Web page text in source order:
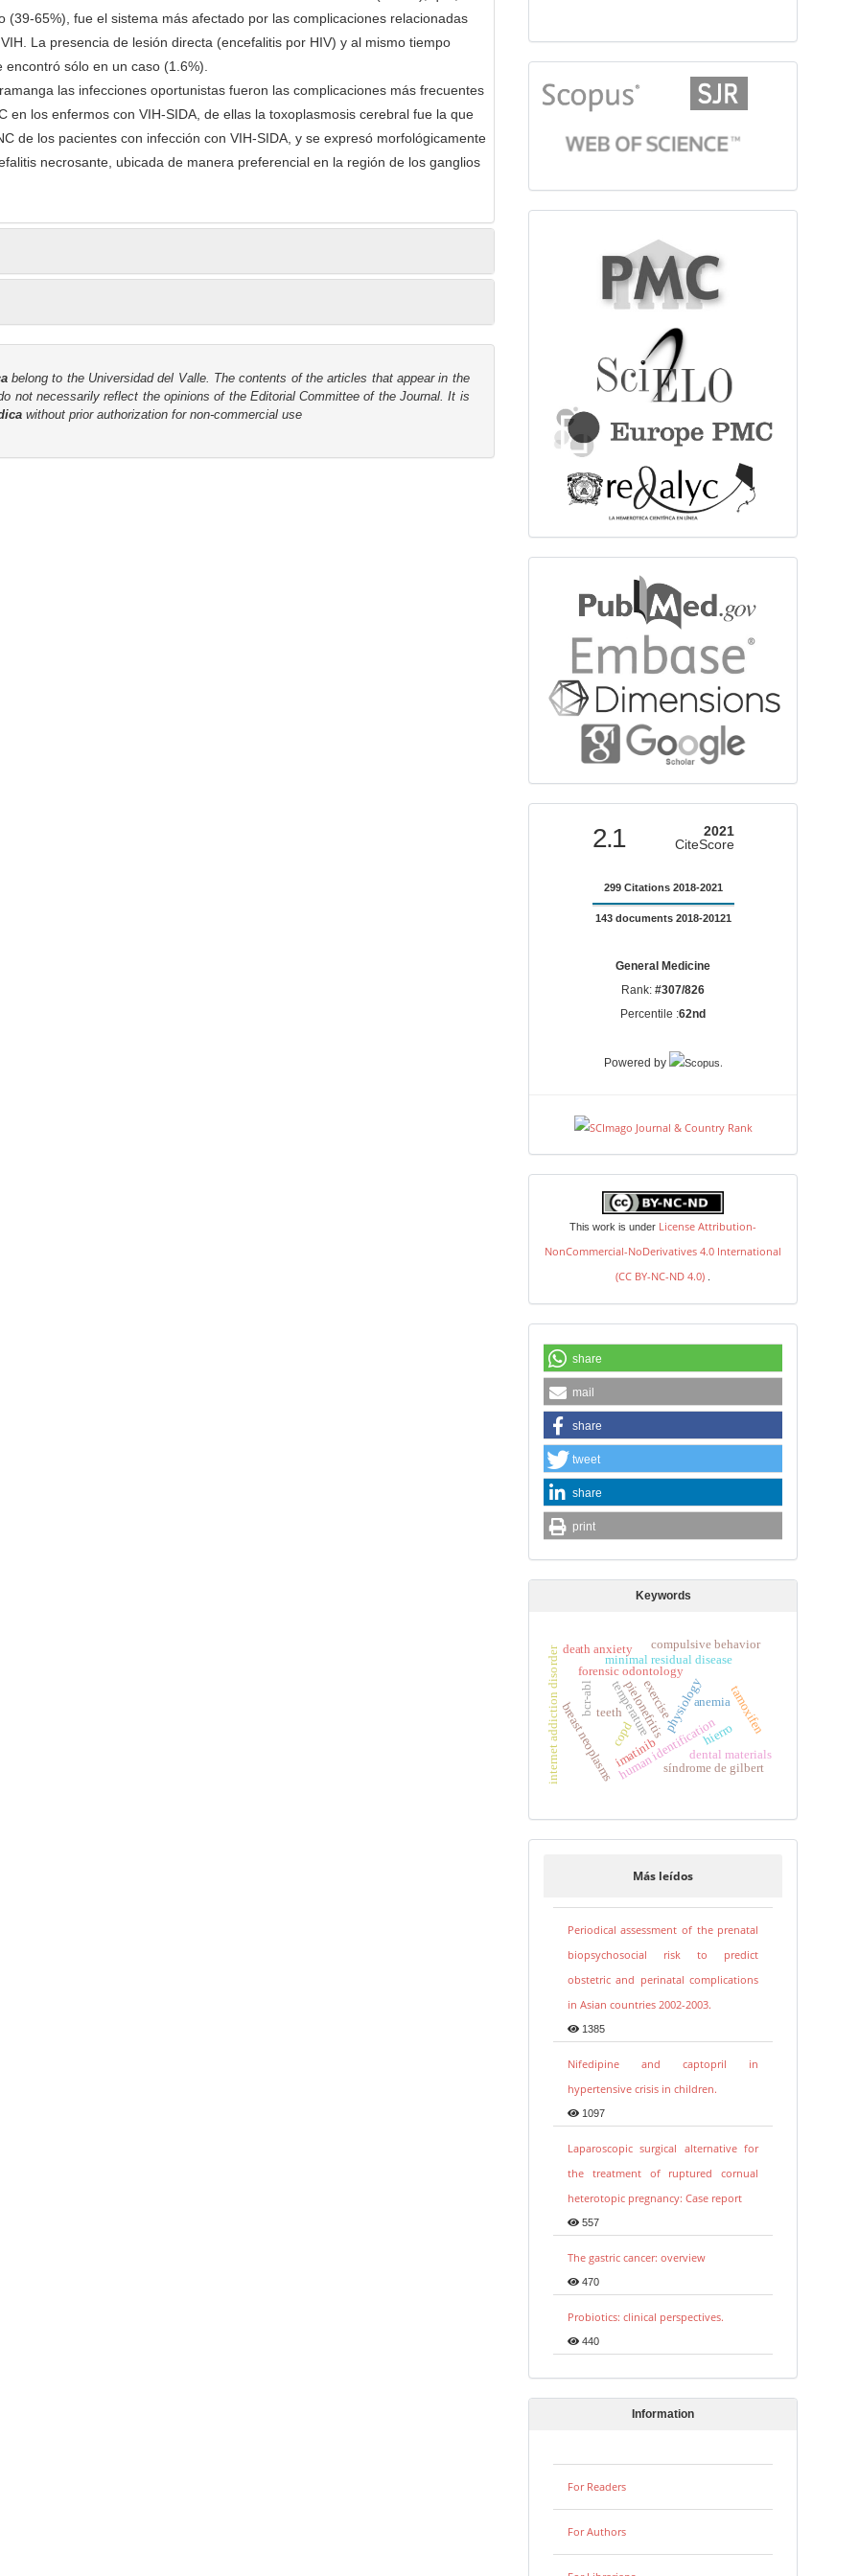
(39-65%), fue el sistema más afectado por las complicaciones relacionadas
La presencia de lesión directa (encefalitis por HIV) y al mismo tiempo
encontró sólo en un caso (1.6%).
las infecciones oportunistas fueron las complicaciones más frecuentes
en los enfermos con VIH-SIDA, de ellas la toxoplasmosis cerebral fue la que
de los pacientes con infección con VIH-SIDA, y se expresó morfológicamente
necrosante, ubicada de manera preferencial en la región de los ganglios
belong to the Universidad del Valle. The contents of the articles that appear in the
not necessarily reflect the opinions of the Editorial Committee of the Journal. It is
without prior authorization for non-commercial use
citationindex
bibliographicdatabase
2.1
2021
CiteScore
299 Citations 2018-2021
143 documents 2018-20121
General Medicine
Rank:#307/826
Percentile :62nd
Powered by .
license
This work is under License Attribution-
NonCommercial-NoDerivatives 4.0 International
(CC BY-NC-ND 4.0)
share
mail
share
tweet
share
print
Keywords
anemia
physiology
exercise
forensic odontology
human identification
teeth
dental materials
temperature
imatinib
minimal residual disease
bcr-abl
breast neoplasms tamoxifen
death anxiety
internet addiction disorder
compulsive behavior
copdpielonefritis
síndrome de gilbert
hierro
Más leídos
Periodical assessment of the prenatal
biopsychosocial risk to predict
obstetric and perinatal complications
in Asian countries 2002-2003.
1385
Nifedipine and captopril in
hypertensive crisis in children.
1097
Laparoscopic surgical alternative for
the treatment of ruptured cornual
heterotopic pregnancy: Case report
557
The gastric cancer: overview
470
Probiotics: clinical perspectives.
440
Information
For Readers
For Authors